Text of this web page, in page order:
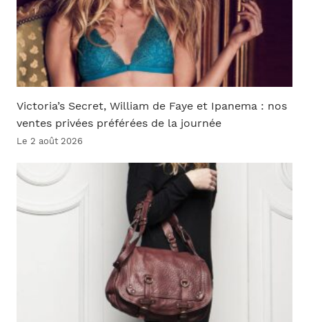
Victoria’s Secret, William de Faye et Ipanema : nos
ventes privées préférées de la journée
Le 2 août 2026